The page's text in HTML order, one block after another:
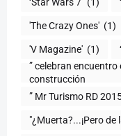
'The Crazy Ones' (1)
'V Magazine' (1)
” celebran
construcción
” Mr Turismo RD
"¿Muerta?...¡Pero de